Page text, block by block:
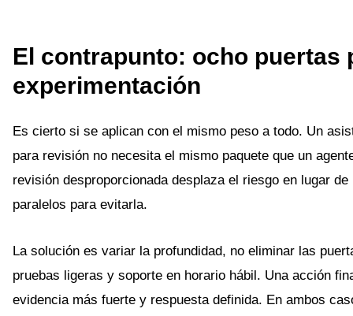
El contrapunto: ocho puertas
experimentación
Es cierto si se aplican con el mismo peso a todo. Un
para revisión no necesita el mismo paquete que un
revisión desproporcionada desplaza el riesgo en lugar
paralelos para evitarla.
La solución es variar la profundidad, no eliminar las
pruebas ligeras y soporte en horario hábil. Una acción
evidencia más fuerte y respuesta definida. En ambos